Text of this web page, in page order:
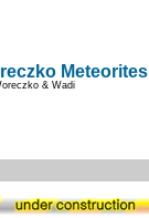
Meteorites
& Wadi